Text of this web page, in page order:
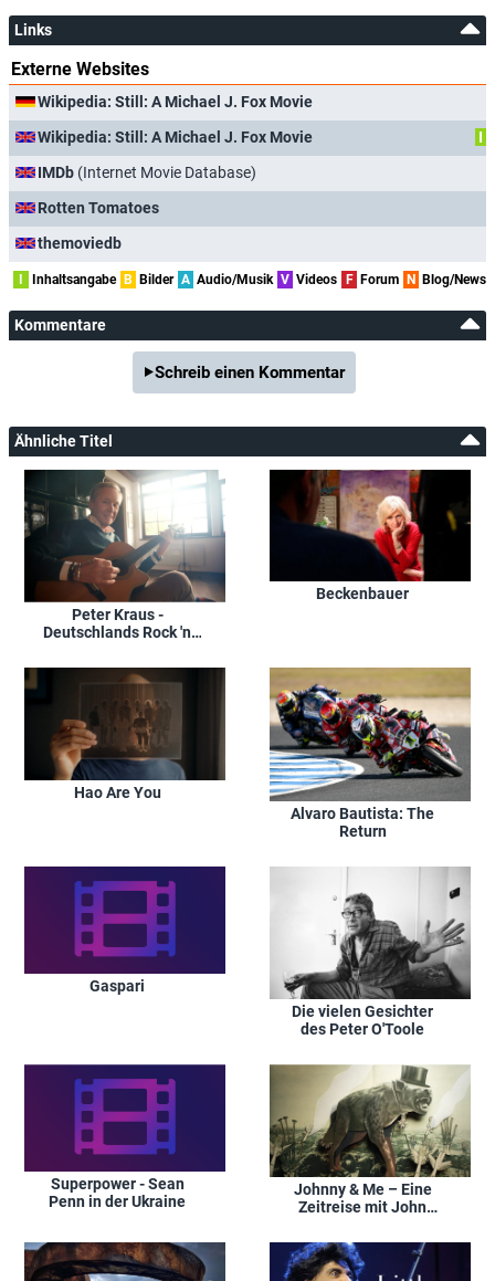
Links
Externe Websites
Wikipedia: Still: A Michael J. Fox Movie
Wikipedia: Still: A Michael J. Fox Movie
I
IMDb (Internet Movie Database)
Rotten Tomatoes
themoviedb
I Inhaltsangabe B Bilder A Audio/Musik V Videos F Forum N Blog/News
Kommentare
Schreib einen Kommentar
Ähnliche Titel
Peter Kraus -
Deutschlands Rock 'n'
Beckenbauer
Hao Are You
Alvaro Bautista: The
Return
Gaspari
Die vielen Gesichter
des Peter O'Toole
Superpower - Sean
Penn in der Ukraine
Johnny & Me – Eine
Zeitreise mit John